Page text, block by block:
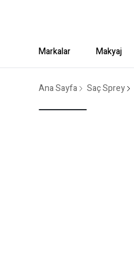
Markalar Makyaj
Ana Sayfa Saç Sprey